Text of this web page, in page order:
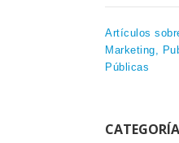
Artículos
Marketing,
Públicas